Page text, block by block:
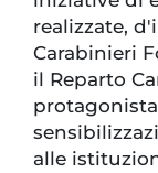
realizzate,
Carabinieri
il Reparto
alle